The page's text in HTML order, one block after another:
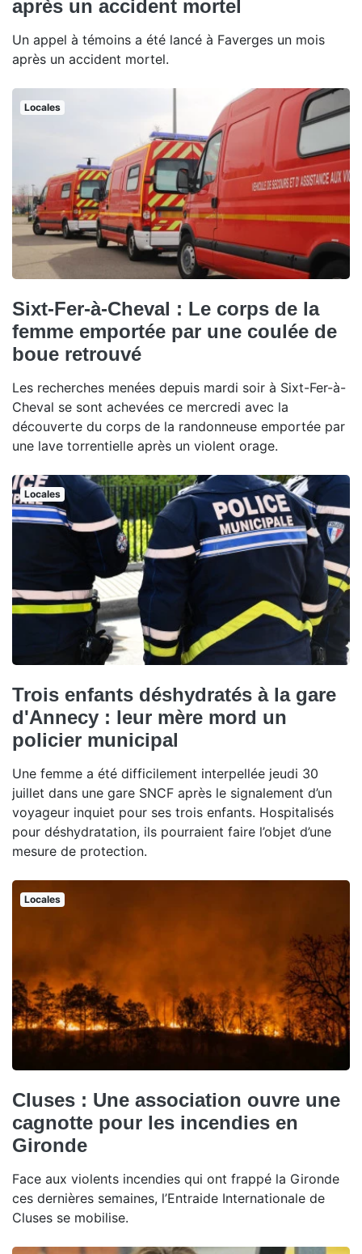
après un accident mortel
Un appel à témoins a été lancé à Faverges un mois
après un accident mortel.
Locales
Sixt-Fer-à-Cheval : Le corps de la
femme emportée par une coulée de
boue retrouvé
Les recherches menées depuis mardi soir à Sixt-Fer-à-
Cheval se sont achevées ce mercredi avec la
découverte du corps de la randonneuse emportée par
une lave torrentielle après un violent orage.
Locales
Trois enfants déshydratés à la gare
d'Annecy : leur mère mord un
policier municipal
Une femme a été difficilement interpellée jeudi 30
juillet dans une gare SNCF après le signalement d’un
voyageur inquiet pour ses trois enfants. Hospitalisés
pour déshydratation, ils pourraient faire l’objet d’une
mesure de protection.
Locales
Cluses : Une association ouvre une
cagnotte pour les incendies en
Gironde
Face aux violents incendies qui ont frappé la Gironde
ces dernières semaines, l’Entraide Internationale de
Cluses se mobilise.